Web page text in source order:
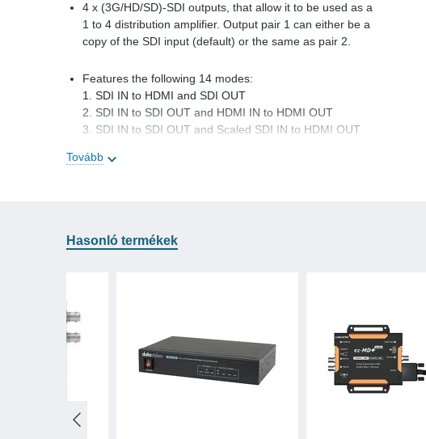
4 x (3G/HD/SD)-SDI outputs, that allow it to be used as a
1 to 4 distribution amplifier. Output pair 1 can either be a
copy of the SDI input (default) or the same as pair 2.
Features the following 14 modes:
1. SDI IN to HDMI and SDI OUT
2. SDI IN to SDI OUT and HDMI IN to HDMI OUT
3. SDI IN to SDI OUT and Scaled SDI IN to HDMI OUT
5. HDMI IN to SDI OUT and SDI IN to HDMI OUT
10. Scaled SDI IN to SDI OUT and HDMI IN to HDMI OUT
Professional 3G/HD/SD Test Pattern Generator featuring:
- 26 Selectable Output Formats
- 54 Test Patterns including Luma and Chroma Zone-plates
Tovább
Hasonló termékek